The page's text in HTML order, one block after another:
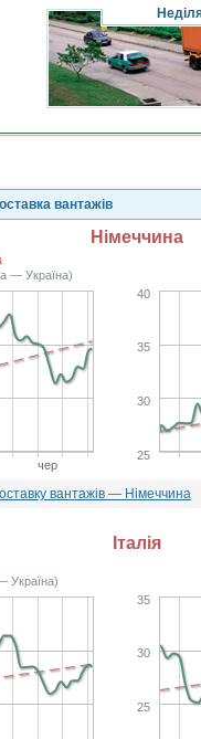
вантажів
Німеччина
— Україна)
чер
25
30
35
40
вантажів — Німеччина
Італія
Україна)
25
30
35